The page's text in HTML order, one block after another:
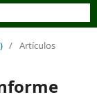
/ Artículos